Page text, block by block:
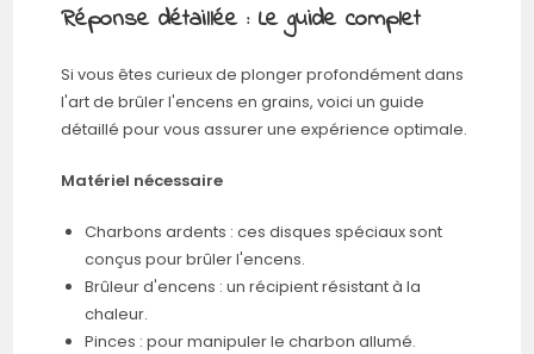
Réponse détaillée : Le guide complet
Si vous êtes curieux de plonger profondément dans
l'art de brûler l'encens en grains, voici un guide
détaillé pour vous assurer une expérience optimale.
Matériel nécessaire
Charbons ardents : ces disques spéciaux sont
conçus pour brûler l'encens.
Brûleur d'encens : un récipient résistant à la
chaleur.
Pinces : pour manipuler le charbon allumé.